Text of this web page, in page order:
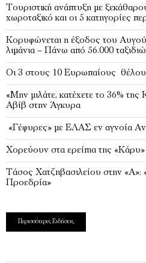
Τουριστική ανάπτυξη με
χωροταξικό και οι 5 κατηγορίες
Κορυφώνεται η έξοδος του
λιμάνια – Πάνω από 56.000
Οι 3 στους 10 Ευρωπαίους
«Μην μιλάτε, κατέχετε το 36%
Αβίβ στην Άγκυρα
«Γέφυρες» με ΕΛΑΣ εν αγνοία
Χορεύουν στα ερείπια της «Κάρυ»
Τάσος Χατζηβασιλείου στην «Α»:
Προεδρία»
Περισσότερες Ειδήσεις